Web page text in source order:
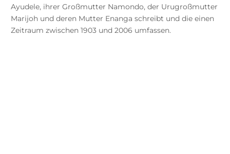
Ayudele, ihrer Großmutter Namondo, der Urugroßmutter
Marijoh und deren Mutter Enanga schreibt und die einen
Zeitraum zwischen 1903 und 2006 umfassen.